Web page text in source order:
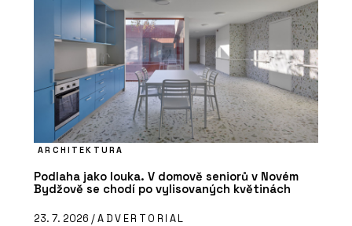
ARCHITEKTURA
Podlaha jako louka. V domově seniorů v Novém
Bydžově se chodí po vylisovaných květinách
23. 7. 2026 /ADVERTORIAL